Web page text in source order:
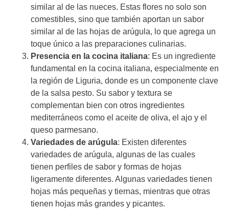
similar al de las nueces. Estas flores no solo son
comestibles, sino que también aportan un sabor
similar al de las hojas de arúgula, lo que agrega un
toque único a las preparaciones culinarias.
Presencia en la cocina italiana: Es un ingrediente
fundamental en la cocina italiana, especialmente en
la región de Liguria, donde es un componente clave
de la salsa pesto. Su sabor y textura se
complementan bien con otros ingredientes
mediterráneos como el aceite de oliva, el ajo y el
queso parmesano.
Variedades de arúgula: Existen diferentes
variedades de arúgula, algunas de las cuales
tienen perfiles de sabor y formas de hojas
ligeramente diferentes. Algunas variedades tienen
hojas más pequeñas y tiernas, mientras que otras
tienen hojas más grandes y picantes.